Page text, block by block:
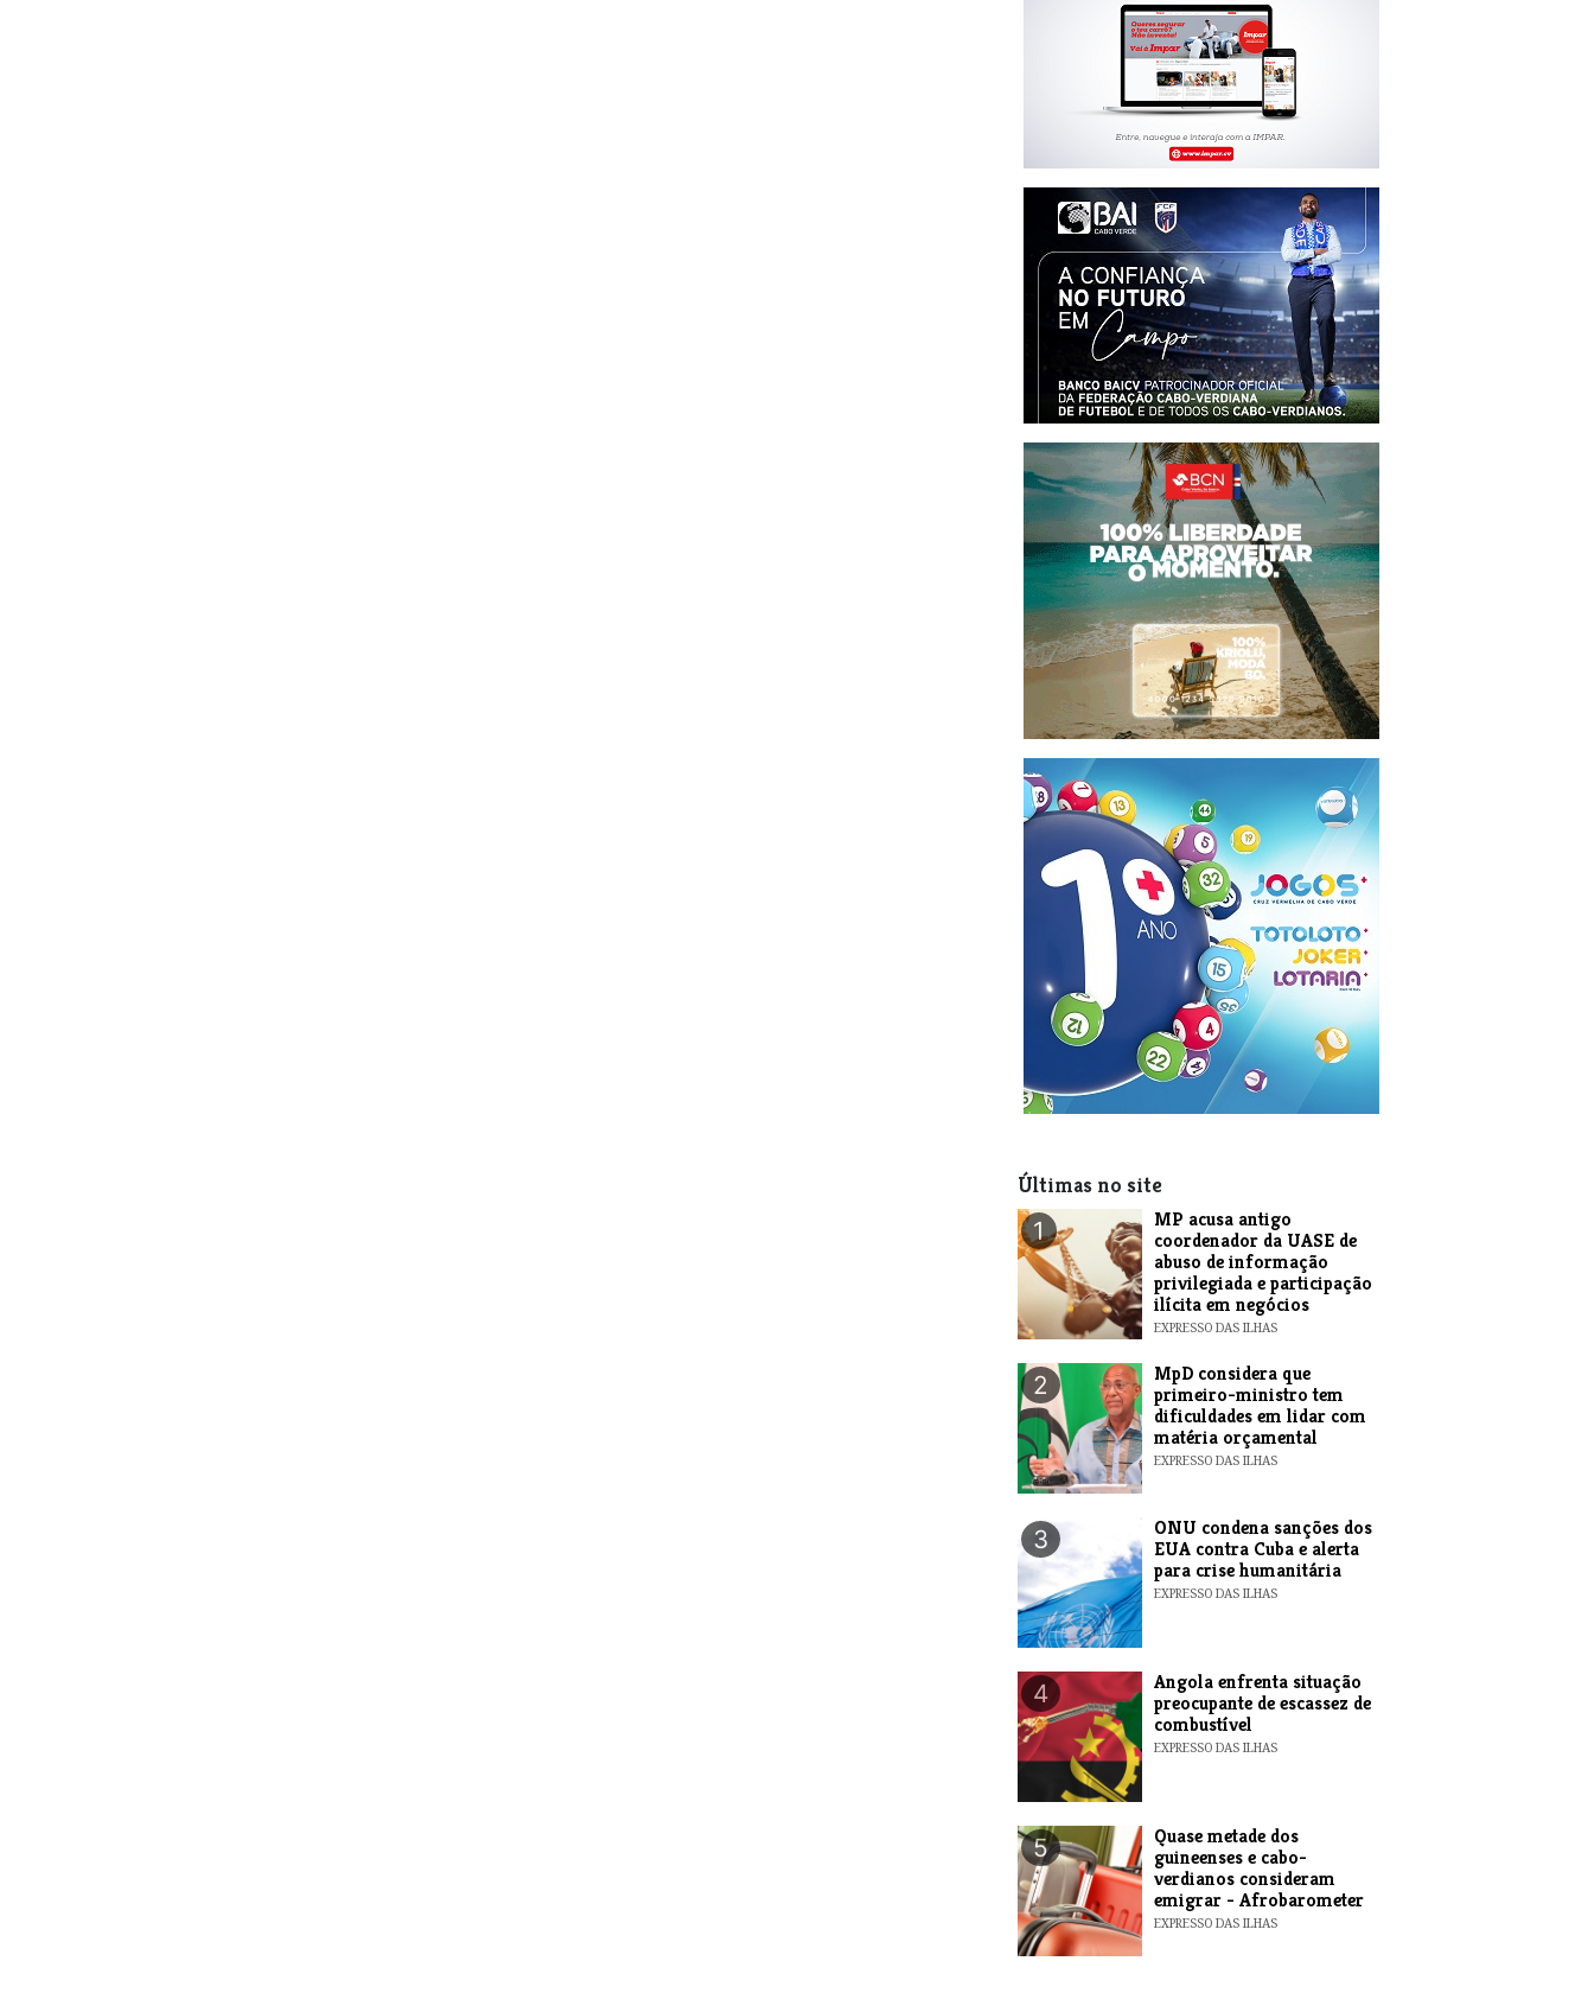
Últimas no site
1
MP acusa antigo
coordenador da UASE de
abuso de informação
privilegiada e participação
ilícita em negócios
EXPRESSO DAS ILHAS
2
MpD considera que
primeiro-ministro tem
dificuldades em lidar com
matéria orçamental
EXPRESSO DAS ILHAS
3
ONU condena sanções dos
EUA contra Cuba e alerta
para crise humanitária
EXPRESSO DAS ILHAS
4
Angola enfrenta situação
preocupante de escassez de
combustível
EXPRESSO DAS ILHAS
5
Quase metade dos
guineenses e cabo-
verdianos consideram
emigrar - Afrobarometer
EXPRESSO DAS ILHAS